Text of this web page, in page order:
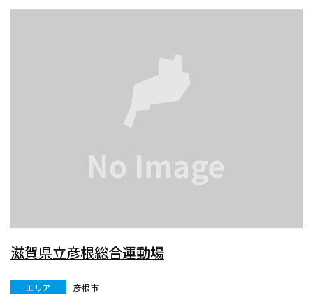
滋賀県立彦根総合運動場
エリア
彦根市